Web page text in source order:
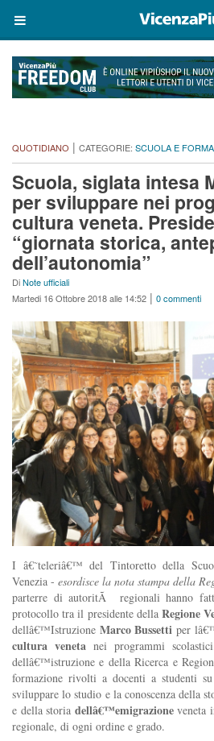
QUOTIDIANO | CATEGORIE: SCUOLA E
Scuola, siglata intesa
per sviluppare nei
cultura veneta.
“giornata storica,
dell’autonomia”
DiNote ufficiali
Martedi 16 Ottobre 2018 alle 14:52 | 0 commenti
I â€˜teleriâ€™ del Tintoretto della
Venezia - esordisce la nota stampa della
parterre di autoritÃ regionali hanno
protocollo tra il presidente della Regione
dellâ€™Istruzione Marco Bussetti per
cultura veneta nei programmi
dellâ€™istruzione e della Ricerca e
formazione rivolti a docenti a studenti
sviluppare lo studio e la conoscenza della
e della storia dellâ€™emigrazioneveneta
regionale, di ogni ordine e grado.